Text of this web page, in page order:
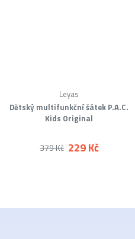
Dětský multifunkční šátek P.A.C.
Kids Original
Leyas
229 Kč
379 Kč